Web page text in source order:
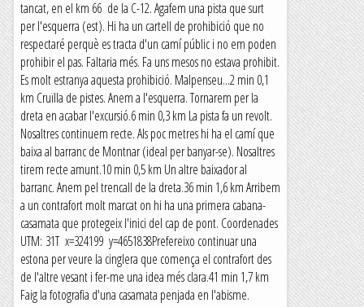
tancat, en el km 66 de la C-12. Agafem una pista que surt
per l'esquerra (est). Hi ha un cartell de prohibició que no
respectaré perquè es tracta d'un camí públic i no em poden
prohibir el pas. Faltaria més. Fa uns mesos no estava prohibit.
Es molt estranya aquesta prohibició. Malpenseu...2 min 0,1
km Cruïlla de pistes. Anem a l'esquerra. Tornarem per la
dreta en acabar l'excursió.6 min 0,3 km La pista fa un revolt.
Nosaltres continuem recte. Als poc metres hi ha el camí que
baixa al barranc de Montnar (ideal per banyar-se). Nosaltres
tirem recte amunt.10 min 0,5 km Un altre baixador al
barranc. Anem pel trencall de la dreta.36 min 1,6 km Arribem
a un contrafort molt marcat on hi ha una primera cabana-
casamata que protegeix l'inici del cap de pont. Coordenades
UTM: 31T x=324199 y=4651838Prefereixo continuar una
estona per veure la cinglera que comença el contrafort des
de l'altre vesant i fer-me una idea més clara.41 min 1,7 km
Faig la fotografia d'una casamata penjada en l'abisme.